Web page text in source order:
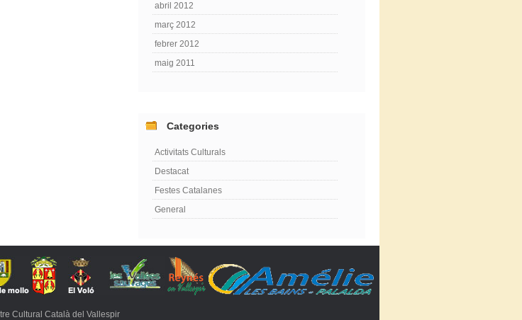
abril 2012
març 2012
febrer 2012
maig 2011
Categories
Activitats Culturals
Destacat
Festes Catalanes
General
Cultural Català del Vallespir